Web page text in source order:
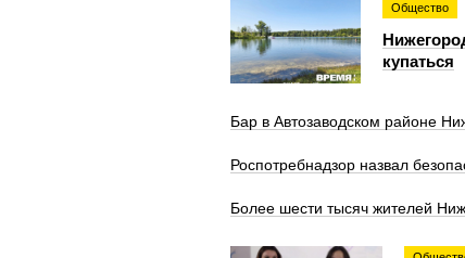
Общество
купаться
Бар в Автозаводском районе
Роспотребнадзор назвал
Более шести тысяч жителей